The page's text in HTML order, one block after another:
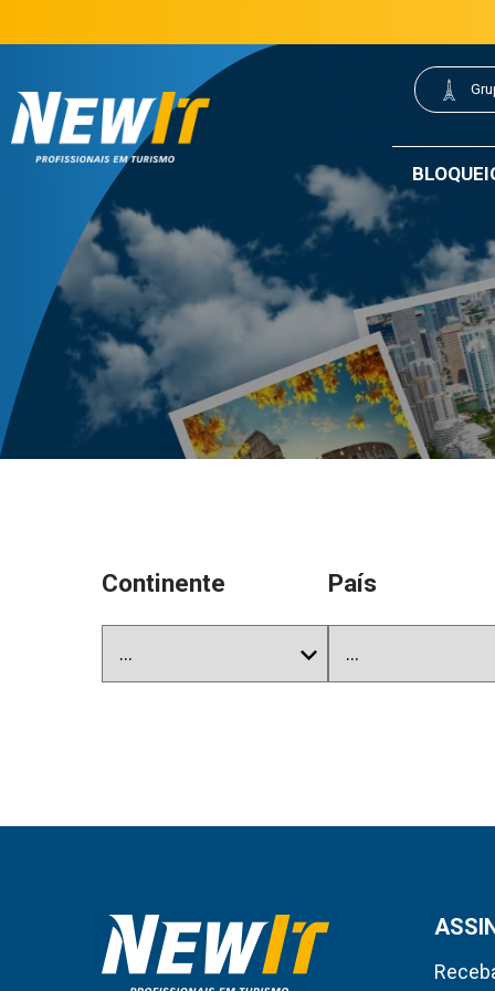
NewIt - Profissionais em Turismo
Continente País